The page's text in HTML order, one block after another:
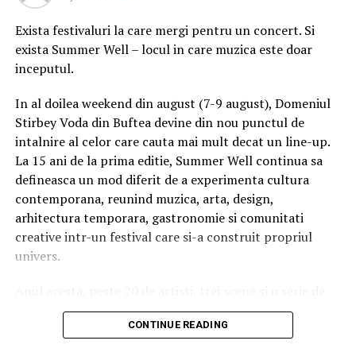
fără penali – știți voi – chestia pentru am luptat
împreună). Și nu înțeleg cum se simt ei acum – când
debitează fix ce spune si Antena 3, și Gușă și
Cum e posibil așa ceva fraților? Voi nu vă dați seama
ca acum sunteți fix lângă ăia cu care luptam
împreună? Așa de repede? Nu vă e rușine? Va puteți
privi in oglindă? Și lăsați-ma cu “interesul national”.
Mai degrabă recunoașteți ca va bateți pentru un mic
“interes personal”.
Trist. Foarte trist. Dar așa se vede și caracterul
omului până la urmă. Și se separă apele. Sper să vă
bucurați cu banii din salarii și sinecuri. Sper că a
Exista festivaluri la care mergi pentru un concert. Si
exista Summer Well – locul in care muzica este doar
inceputul.
In al doilea weekend din august (7-9 august), Domeniul
Stirbey Voda din Buftea devine din nou punctul de
intalnire al celor care cauta mai mult decat un line-up.
La 15 ani de la prima editie, Summer Well continua sa
defineasca un mod diferit de a experimenta cultura
contemporana, reunind muzica, arta, design,
arhitectura temporara, gastronomie si comunitati
creative intr-un festival care si-a construit propriul
univers.
experiente curatoriate transforma fiecare colt al
domeniului intr-un spatiu cu identitate proprie. Nu este
CONTINUE READING